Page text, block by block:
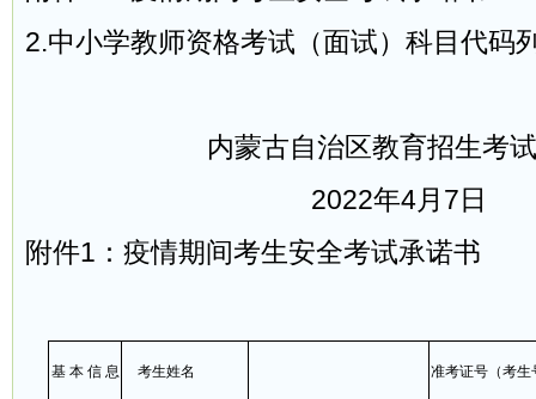
2.中小学教师资格考试（面试）科目代码
内蒙古自治区教育招生考
2022年4月7日
附件1：疫情期间考生安全考试承诺书
基 本 信 息 考生姓名 准考证号（考生